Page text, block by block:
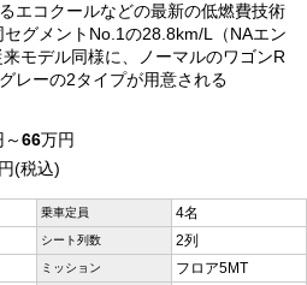
エコクールなどの最新の低燃費技術
グメントNo.1の28.8km/L（NAエン
モデル同様に、ノーマルのワゴンR
レーの2タイプが用意される
66万円
(税込)
乗車定員 4名
シート列数 2列
ミッション フロア5MT